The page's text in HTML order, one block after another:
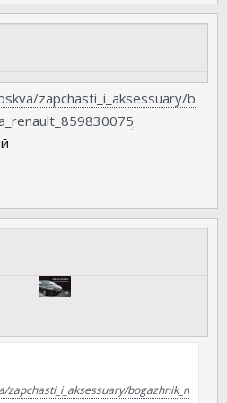
zapchasti_i_aksessuary/b
bogazhnik_n